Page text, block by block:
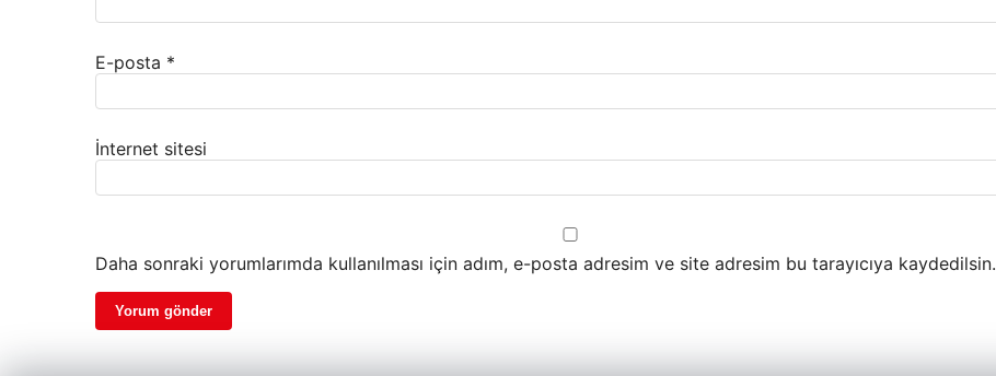
E-posta *
İnternet sitesi
Daha sonraki yorumlarımda kullanılması için adım, e-posta adresim ve site adresim bu tarayıcıya kaydedilsin.